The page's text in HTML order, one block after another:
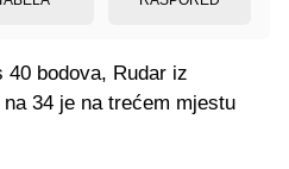
bodova, Rudar iz
34 je na trećem mjestu